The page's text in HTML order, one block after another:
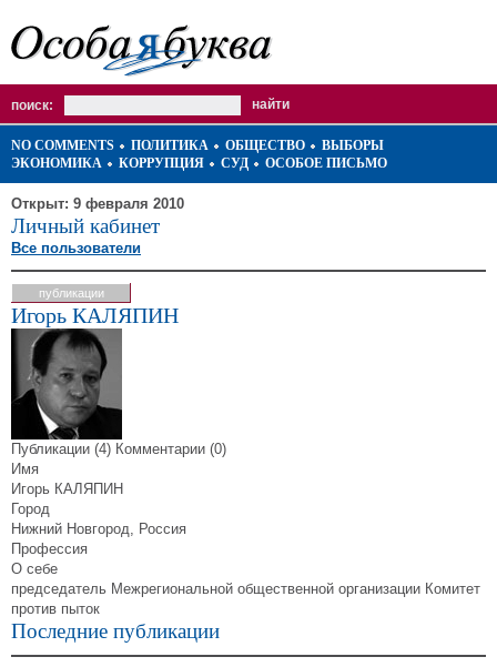
поиск:
NO COMMENTS ПОЛИТИКА ОБЩЕСТВО
ВЫБОРЫ
ЭКОНОМИКА
КОРРУПЦИЯ СУД ОСОБОЕ ПИСЬМО
Открыт: 9 февраля 2010
Личный кабинет
Все пользователи
публикации
Игорь КАЛЯПИН
Публикации (4) Комментарии (0)
Имя
Игорь КАЛЯПИН
Город
Нижний Новгород, Россия
Профессия
О себе
председатель Межрегиональной общественной организации Комитет
против пыток
Последние публикации